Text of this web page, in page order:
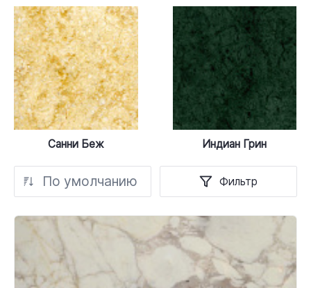
Санни Беж Индиан Грин
По умолчанию Фильтр